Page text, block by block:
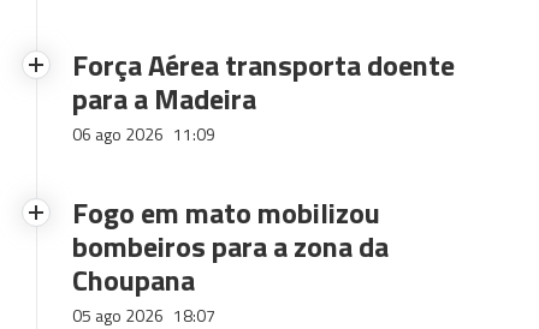
Força Aérea transporta doente
para a Madeira
06 ago 2026 11:09
Fogo em mato mobilizou
bombeiros para a zona da
Choupana
05 ago 2026 18:07